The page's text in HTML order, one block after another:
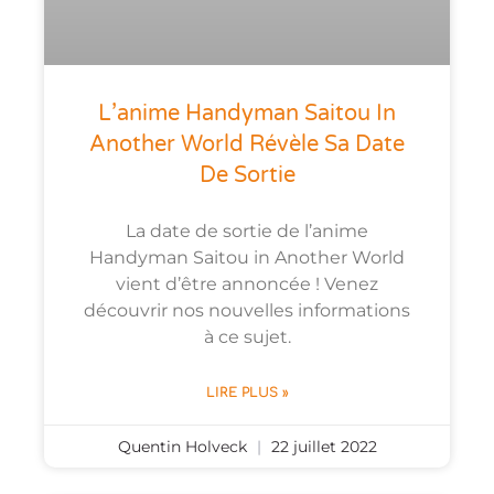
L’anime Handyman Saitou In
Another World Révèle Sa Date
De Sortie
La date de sortie de l’anime
Handyman Saitou in Another World
vient d’être annoncée ! Venez
découvrir nos nouvelles informations
à ce sujet.
LIRE PLUS »
Quentin Holveck 22 juillet 2022